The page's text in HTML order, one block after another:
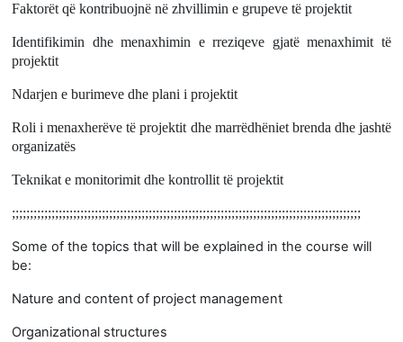
Faktorët që kontribuojnë në zhvillimin e grupeve të projektit
Identifikimin dhe menaxhimin e rreziqeve gjatë menaxhimit të
projektit
Ndarjen e burimeve dhe plani i projektit
Roli i menaxherëve të projektit dhe marrëdhëniet brenda dhe jashtë
organizatës
Teknikat e monitorimit dhe kontrollit të projektit
;;;;;;;;;;;;;;;;;;;;;;;;;;;;;;;;;;;;;;;;;;;;;;;;;;;;;;;;;;;;;;;;;;;;;;;;;;;;;;;;;;;;;;;;;;;;;;;;;
Some of the topics that will be explained in the course will
be:
Nature and content of project management
Organizational structures